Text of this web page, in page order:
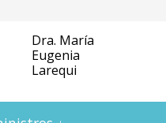
Dra. María
Eugenia
Larequi